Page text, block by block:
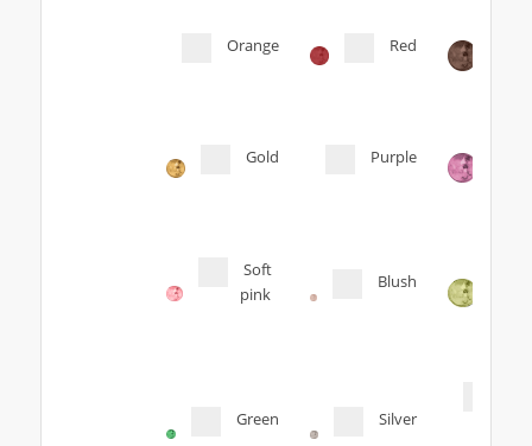
Orange Red
Gold Purple
Soft
pink
Blush
Green Silver